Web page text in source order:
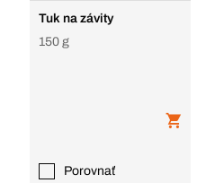
Tuk na závity
150 g
Porovnať